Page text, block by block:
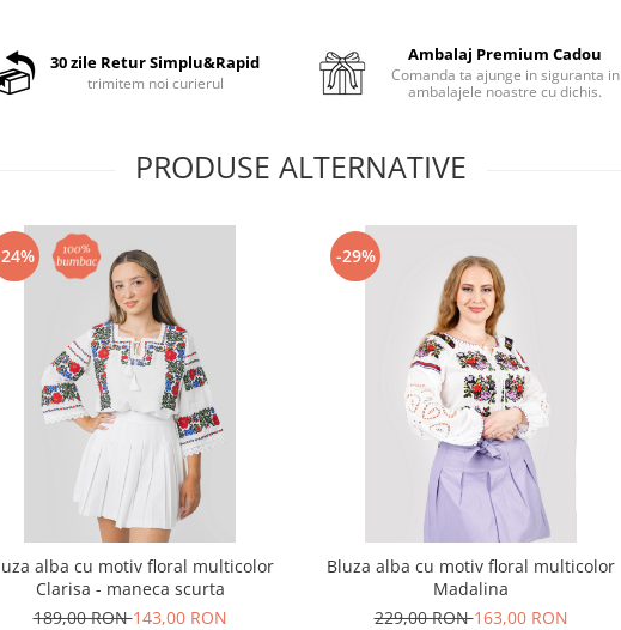
30 zile Retur Simplu&Rapid
trimitem noi curierul
Ambalaj Premium Cadou
Comanda ta ajunge in siguranta in
ambalajele noastre cu dichis.
PRODUSE ALTERNATIVE
alba cu motiv floral multicolor
Clarisa - maneca scurta
189,00 RON143,00 RON
-29%
Bluza alba cu motiv floral multicolor
Madalina
229,00 RON163,00 RON